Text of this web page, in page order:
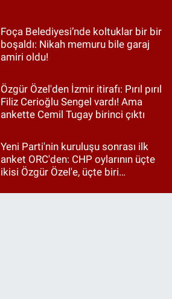
Foça Belediyesi’nde koltuklar bir bir
boşaldı: Nikah memuru bile garaj
amiri oldu!
Özgür Özel'den İzmir itirafı: Pırıl pırıl
Filiz Cerioğlu Sengel vardı! Ama
ankette Cemil Tugay birinci çıktı
Yeni Parti'nin kuruluşu sonrası ilk
anket ORC'den: CHP oylarının üçte
ikisi Özgür Özel'e, üçte biri